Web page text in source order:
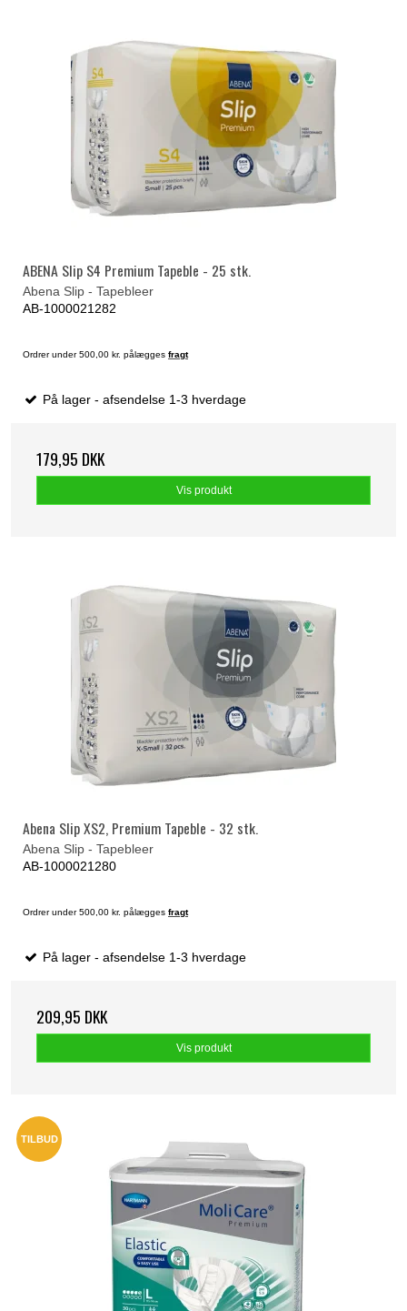
ABENA Slip S4 Premium Tapeble - 25 stk.
Abena Slip - Tapebleer
AB-1000021282
Ordrer under 500,00 kr. pålægges fragt
På lager - afsendelse 1-3 hverdage
179,95 DKK
Vis produkt
Abena Slip XS2, Premium Tapeble - 32 stk.
Abena Slip - Tapebleer
AB-1000021280
Ordrer under 500,00 kr. pålægges fragt
På lager - afsendelse 1-3 hverdage
209,95 DKK
Vis produkt
TILBUD